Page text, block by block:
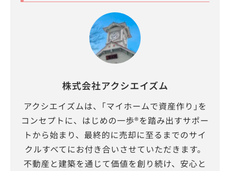
株式会社アクシエイズム
アクシエイズムは、｢マイホームで資産作り｣を
コンセプトに、はじめの一歩®を踏み出すサポー
トから始まり、最終的に売却に至るまでのサイ
クルすべてにお付き合いさせていただきます。
不動産と建築を通じて価値を創り続け、安心と